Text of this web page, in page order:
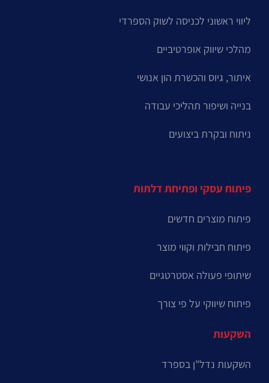
ליווי ראשוני לכניסה לשוק הספרדי
מהלכי שיווק אופרטיביים
איתור, גיוס והכשרת הון אנושי
בנייה ושיפור תהליכי עבודה
ניתוח ובקרת ביצועים
פיתוח עסקי ופתיחת דלתות
פיתוח מוצרים חדשים
פיתוח חבילות וקווי מוצר
שיתופי פעולה אסטרטגיים
פיתוח שיווקי על פי צורך
השקעות
השקעות נדל"ן בספרד